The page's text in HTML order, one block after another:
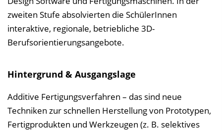
e
i
zweiten Stufe absolvierten die SchülerInnen
interaktive, regionale, betriebliche 3D-
Berufsorientierungsangebote.
Hintergrund & Ausgangslage
Additive Fertigungsverfahren – das sind neue
Techniken zur schnellen Herstellung von Prototypen,
Fertigprodukten und Werkzeugen (z. B. selektives